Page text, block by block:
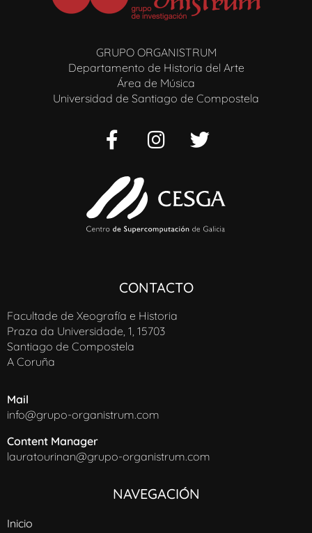
GRUPO ORGANISTRUM
Departamento de Historia del Arte
Área de Música
Universidad de Santiago de Compostela
CONTACTO
Facultade de Xeografía e Historia
Praza da Universidade, 1, 15703
Santiago de Compostela
A Coruña
Mail
info@grupo-organistrum.com
Content Manager
lauratourinan@grupo-organistrum.com
NAVEGACIÓN
Inicio